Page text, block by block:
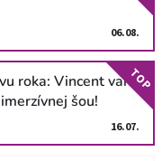
06.08.
roka: Vincent van
šou!
16.07.
TOP